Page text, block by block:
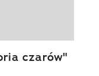
czarów"